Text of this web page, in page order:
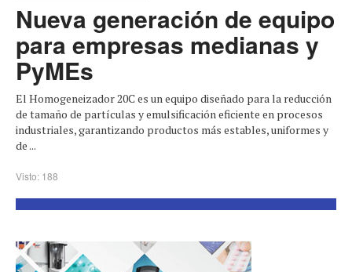
Nueva generación de equipo
para empresas medianas y
PyMEs
El Homogeneizador 20C es un equipo diseñado para la reducción
de tamaño de partículas y emulsificación eficiente en procesos
industriales, garantizando productos más estables, uniformes y
de ...
Visto: 188